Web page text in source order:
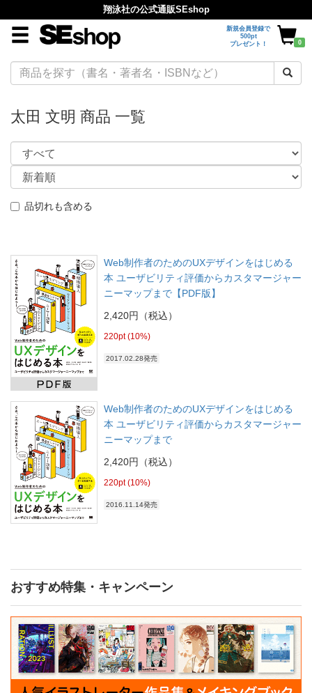
翔泳社の公式通販SEshop
新規会員登録で
500pt
プレゼント！
0
太田 文明 商品 一覧
品切れも含める
Web制作者のためのUXデザインをはじめる
本 ユーザビリティ評価からカスタマージャー
ニーマップまで【PDF版】
2,420円（税込）
220pt (10%)
2017.02.28発売
Web制作者のためのUXデザインをはじめる
本 ユーザビリティ評価からカスタマージャー
ニーマップまで
2,420円（税込）
220pt (10%)
2016.11.14発売
おすすめ特集・キャンペーン